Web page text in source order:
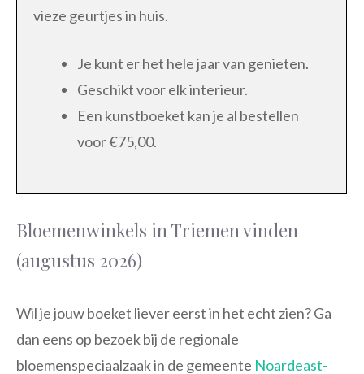
vieze geurtjes in huis.
Je kunt er het hele jaar van genieten.
Geschikt voor elk interieur.
Een kunstboeket kan je al bestellen
voor €75,00.
Bloemenwinkels in Triemen vinden
(augustus 2026)
Wil je jouw boeket liever eerst in het echt zien? Ga
dan eens op bezoek bij de regionale
bloemenspeciaalzaak in de gemeente Noardeast-